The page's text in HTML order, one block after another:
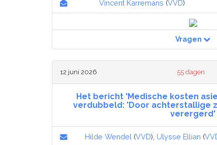
Vincent Karremans (VVD)
Vragen
12 juni 2026 55 dagen
Het bericht 'Medische kosten
verdubbeld: ’Door achterstallige
verergerd'
Hilde Wendel (VVD), Ulysse Ellian (